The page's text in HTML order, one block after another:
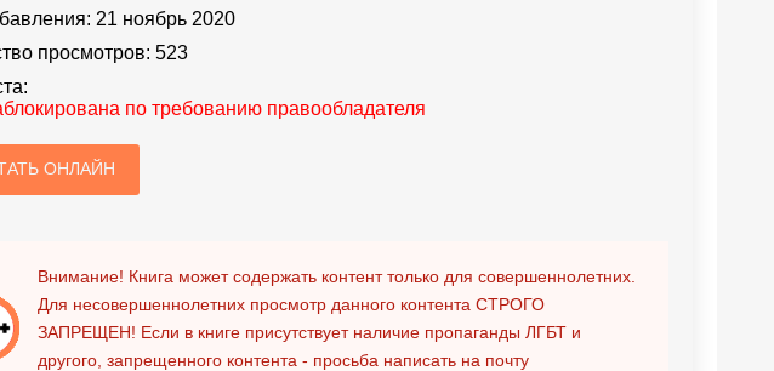
21 ноябрь 2020
просмотров: 523
по требованию правообладателя
ОНЛАЙН
Внимание! Книга может содержать контент только для совершеннолетних.
Для несовершеннолетних просмотр данного контента СТРОГО
ЗАПРЕЩЕН! Если в книге присутствует наличие пропаганды ЛГБТ и
другого, запрещенного контента - просьба написать на почту